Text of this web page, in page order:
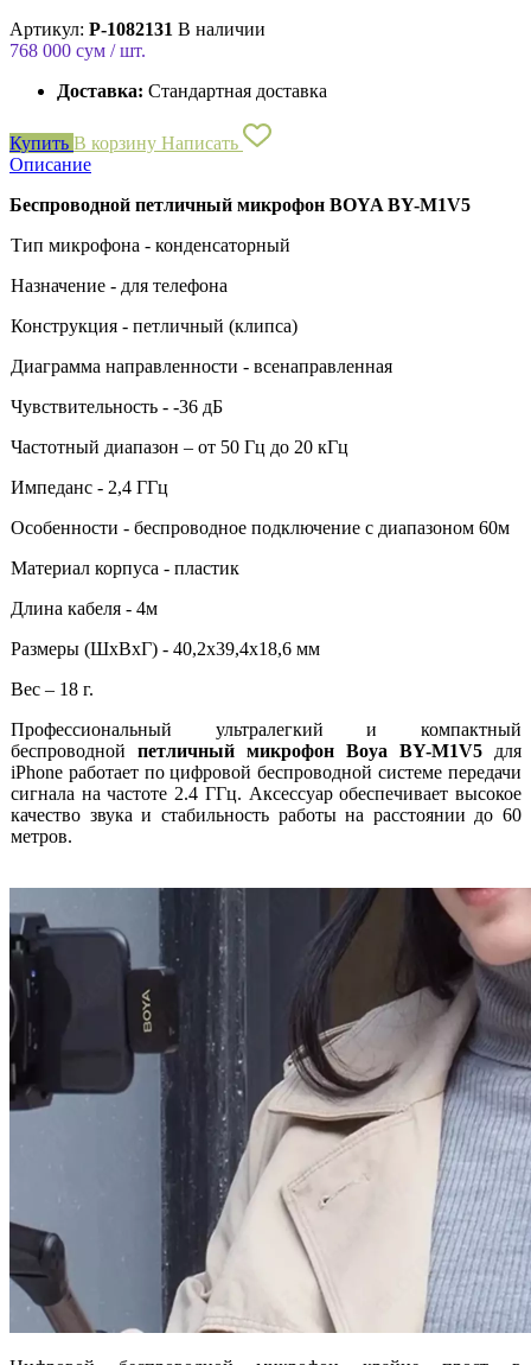
Артикул: P-1082131 В наличии
768 000 сум / шт.
Доставка: Стандартная доставка
Купить В корзину Написать
Описание
Беспроводной петличный микрофон BOYA BY-M1V5
Тип микрофона - конденсаторный
Назначение - для телефона
Конструкция - петличный (клипса)
Диаграмма направленности - всенаправленная
Чувствительность - -36 дБ
Частотный диапазон – от 50 Гц до 20 кГц
Импеданс - 2,4 ГГц
Особенности - беспроводное подключение с диапазоном 60м
Материал корпуса - пластик
Длина кабеля - 4м
Размеры (ШxВxГ) - 40,2x39,4x18,6 мм
Вес – 18 г.
Профессиональный ультралегкий и компактный
беспроводной петличный микрофон Boya BY-M1V5 для
iPhone работает по цифровой беспроводной системе передачи
сигнала на частоте 2.4 ГГц. Аксессуар обеспечивает высокое
качество звука и стабильность работы на расстоянии до 60
метров.